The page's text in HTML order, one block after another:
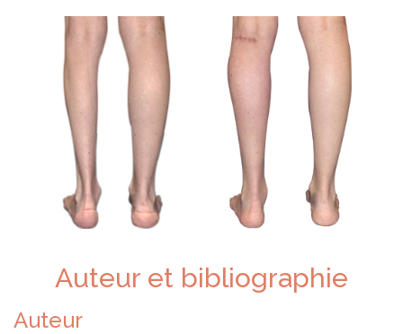
Auteur et bibliographie
Auteur